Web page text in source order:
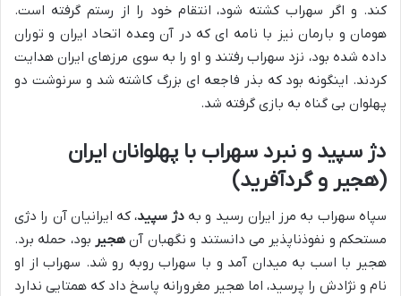
کند. و اگر سهراب کشته شود، انتقام خود را از رستم گرفته است.
هومان و بارمان نیز با نامه ای که در آن وعده اتحاد ایران و توران
داده شده بود، نزد سهراب رفتند و او را به سوی مرزهای ایران هدایت
کردند. اینگونه بود که بذر فاجعه ای بزرگ کاشته شد و سرنوشت دو
پهلوان بی گناه به بازی گرفته شد.
دژ سپید و نبرد سهراب با پهلوانان ایران
(هجیر و گردآفرید)
سپاه سهراب به مرز ایران رسید و بهدژ سپید، که ایرانیان آن را دژی
مستحکم و نفوذناپذیر می دانستند و نگهبان آن هجیر بود، حمله برد.
هجیر با اسب به میدان آمد و با سهراب روبه رو شد. سهراب از او
نام و نژادش را پرسید، اما هجیر مغرورانه پاسخ داد که همتایی ندارد